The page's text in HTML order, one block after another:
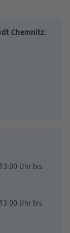
Chemnitz:
Uhr bis
Uhr bis